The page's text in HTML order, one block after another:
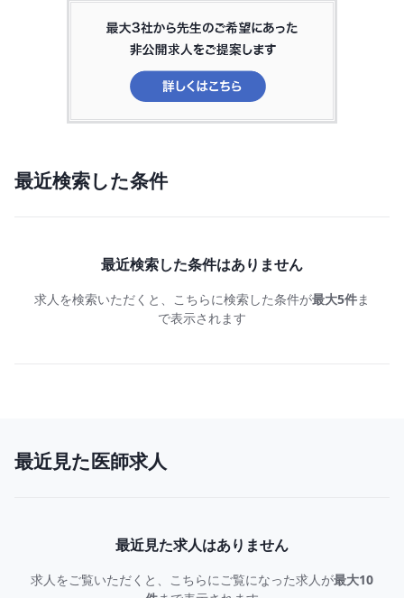
最近検索した条件
最近検索した条件はありません
求人を検索いただくと、こちらに検索した条件が最大5件ま
で表示されます
最近見た医師求人
最近見た求人はありません
求人をご覧いただくと、こちらにご覧になった求人が最大10